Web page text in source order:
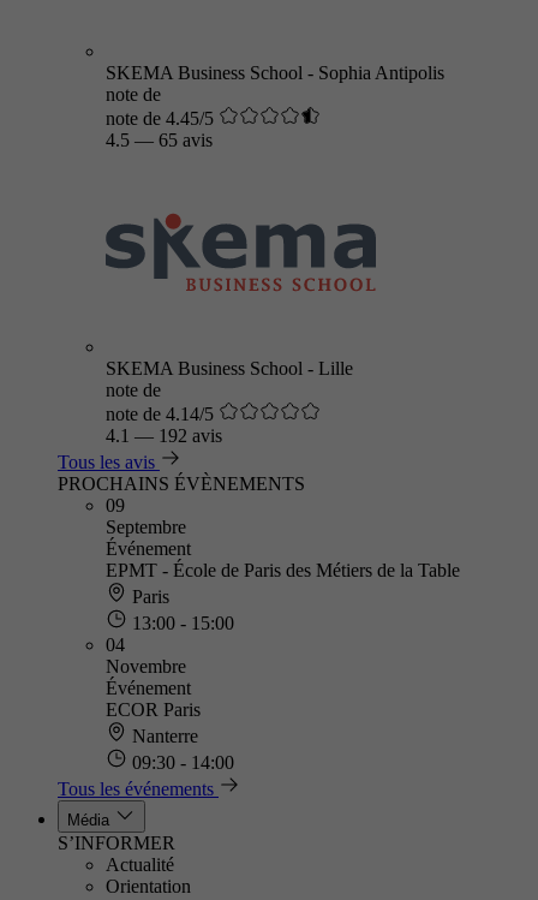
SKEMA Business School - Sophia Antipolis
note de
note de 4.45/5
4.5 — 65 avis
SKEMA Business School - Lille
note de
note de 4.14/5
4.1 — 192 avis
Tous les avis
PROCHAINS ÉVÈNEMENTS
09
Septembre
Événement
EPMT - École de Paris des Métiers de la Table
Paris
13:00 - 15:00
04
Novembre
Événement
ECOR Paris
Nanterre
09:30 - 14:00
Tous les événements
Média
S’INFORMER
Actualité
Orientation